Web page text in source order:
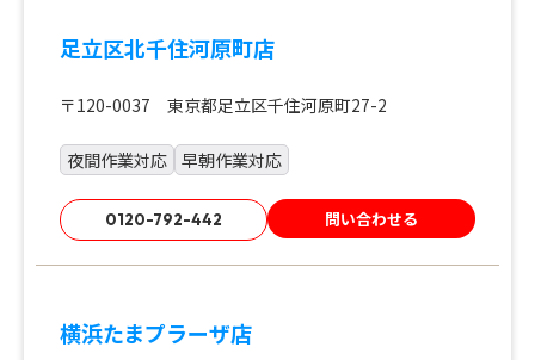
足立区北千住河原町店
〒120-0037 東京都足立区千住河原町27-2
夜間作業対応 早朝作業対応
0120-792-442 問い合わせる
横浜たまプラーザ店